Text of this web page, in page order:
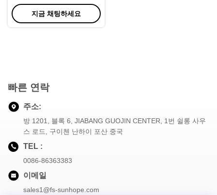
모양
지금 채팅하세요
빠른 연락
주소:
방 1201, 블록 6, JIABANG GUOJIN CENTER, 1번 쉴롱 사우
스 로드, 구이첸 난하이 포산 중국
TEL :
0086-86363383
이메일
sales1@fs-sunhope.com